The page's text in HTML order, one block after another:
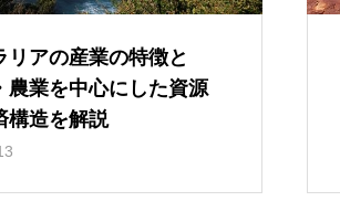
リアの産業の特徴と
農業を中心にした資源
構造を解説